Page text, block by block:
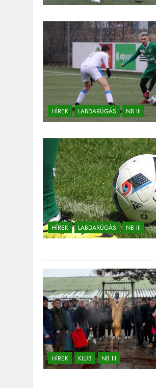
HÍREK LABDARÚGÁS NB III
HÍREK LABDARÚGÁS NB III
HÍREK KLUB NB III